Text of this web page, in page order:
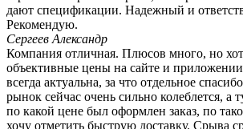
дают спецификации. Надежный и
Рекомендую.
Сергеев Александр
Компания отличная. Плюсов много, но
объективные цены на сайте и
всегда актуальна, за что отдельное
рынок сейчас очень сильно колеблется, а
по какой цене был оформлен заказ, по
хочу отметить быструю доставку. Срыва